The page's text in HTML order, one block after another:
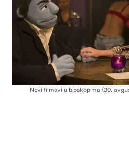
Novi filmovi u bioskopima (30.